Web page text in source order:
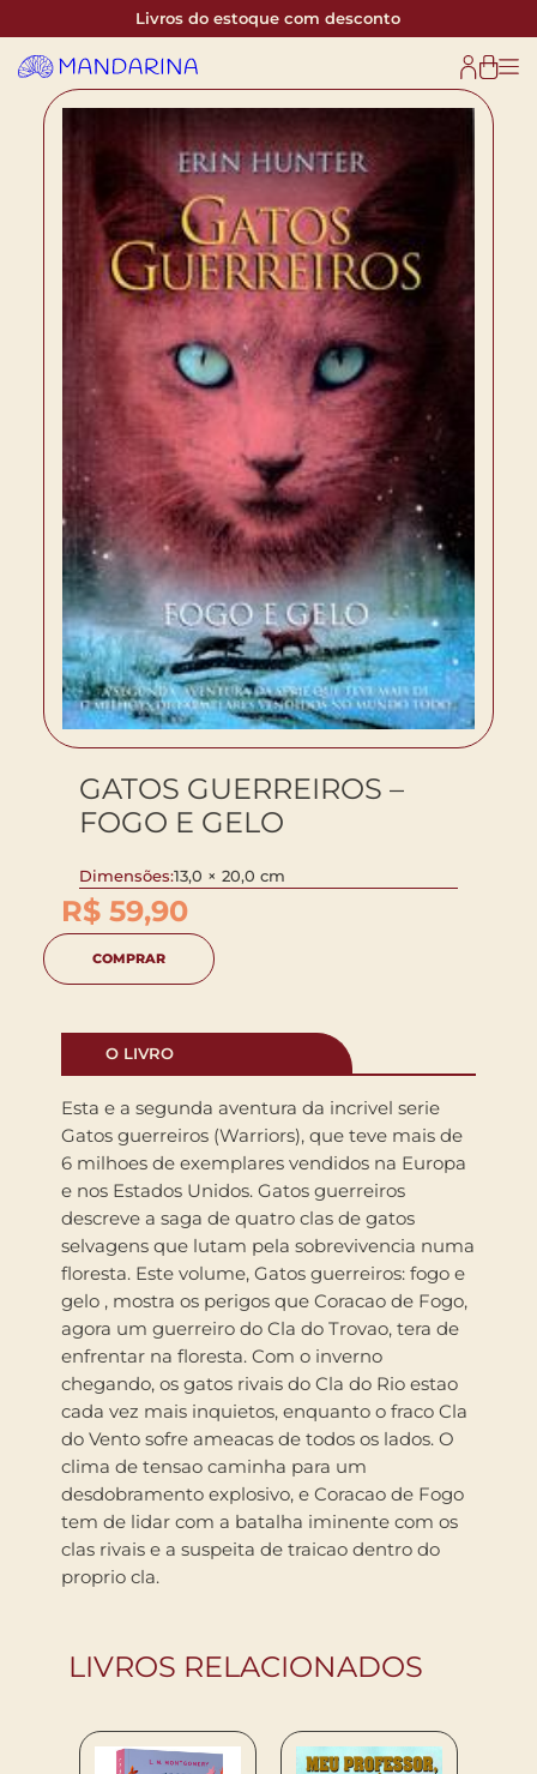
Livros do estoque com desconto
GATOS GUERREIROS –
FOGO E GELO
Dimensões:13,0 × 20,0 cm
R$ 59,90
COMPRAR
O LIVRO
Esta e a segunda aventura da incrivel serie
Gatos guerreiros (Warriors), que teve mais de
6 milhoes de exemplares vendidos na Europa
e nos Estados Unidos. Gatos guerreiros
descreve a saga de quatro clas de gatos
selvagens que lutam pela sobrevivencia numa
floresta. Este volume, Gatos guerreiros: fogo e
gelo , mostra os perigos que Coracao de Fogo,
agora um guerreiro do Cla do Trovao, tera de
enfrentar na floresta. Com o inverno
chegando, os gatos rivais do Cla do Rio estao
cada vez mais inquietos, enquanto o fraco Cla
do Vento sofre ameacas de todos os lados. O
clima de tensao caminha para um
desdobramento explosivo, e Coracao de Fogo
tem de lidar com a batalha iminente com os
clas rivais e a suspeita de traicao dentro do
proprio cla.
LIVROS RELACIONADOS